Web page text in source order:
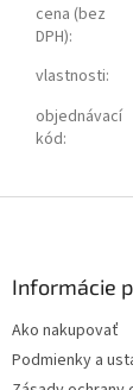
cena (bez
DPH):
vlastnosti:
objednávací
kód:
Informácie
Ako nakupovať
Podmienky a